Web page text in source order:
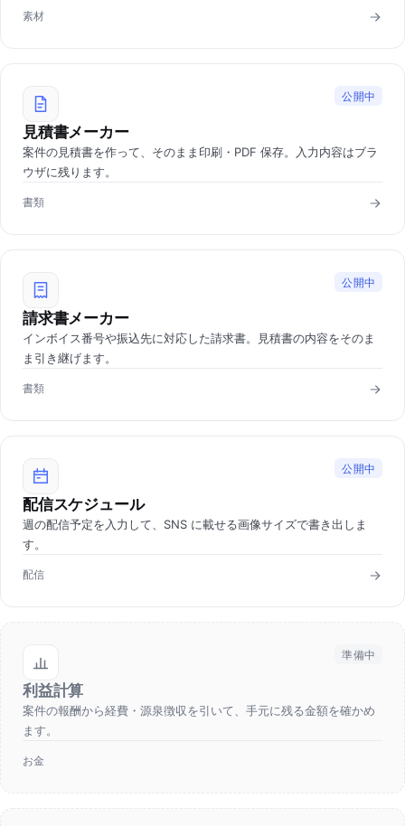
素材
公開中
見積書メーカー
案件の見積書を作って、そのまま印刷・PDF 保存。入力内容はブラ
ウザに残ります。
書類
公開中
請求書メーカー
インボイス番号や振込先に対応した請求書。見積書の内容をそのま
ま引き継げます。
書類
公開中
配信スケジュール
週の配信予定を入力して、SNS に載せる画像サイズで書き出しま
す。
配信
準備中
利益計算
案件の報酬から経費・源泉徴収を引いて、手元に残る金額を確かめ
ます。
お金